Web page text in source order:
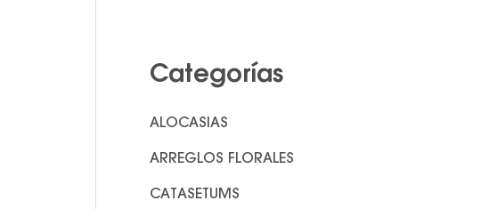
p
o
Categorías
ALOCASIAS
ARREGLOS FLORALES
CATASETUMS